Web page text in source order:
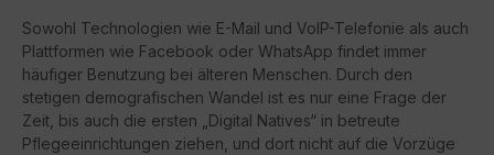
Sowohl Technologien wie E-Mail und VoIP-Telefonie als auch
Plattformen wie Facebook oder WhatsApp findet immer
häufiger Benutzung bei älteren Menschen. Durch den
stetigen demografischen Wandel ist es nur eine Frage der
Zeit, bis auch die ersten „Digital Natives“ in betreute
Pflegeeinrichtungen ziehen, und dort nicht auf die Vorzüge